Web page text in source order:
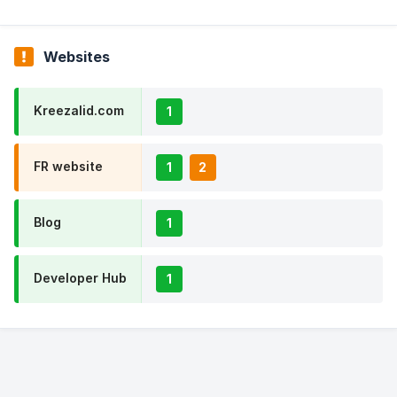
Websites
Kreezalid.com 1
FR website 1 2
Blog 1
Developer Hub 1